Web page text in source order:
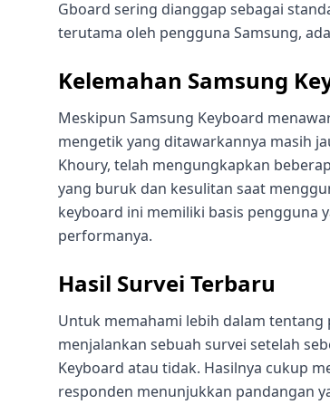
Gboard sering dianggap sebagai
terutama oleh pengguna Samsung,
Kelemahan Samsung
Meskipun Samsung Keyboard
mengetik yang ditawarkannya masih
Khoury, telah mengungkapkan
yang buruk dan kesulitan saat
keyboard ini memiliki basis pengguna
performanya.
Hasil Survei Terbaru
Untuk memahami lebih dalam
menjalankan sebuah survei setelah
Keyboard atau tidak. Hasilnya cukup
responden menunjukkan pandangan